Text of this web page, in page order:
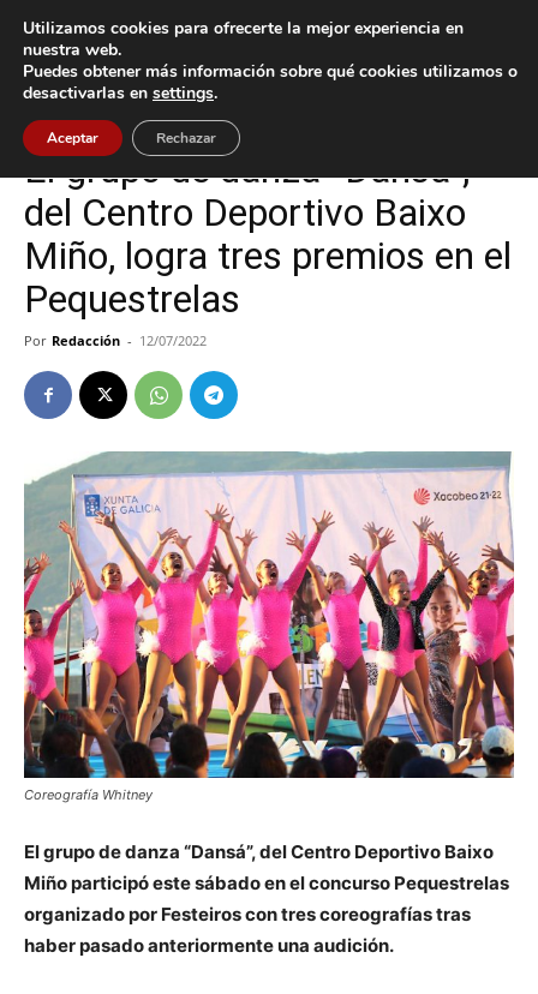
Inicio A Guarda
A Guarda Deportes
El grupo de danza “Dansá”,
del Centro Deportivo Baixo
Miño, logra tres premios en el
Pequestrelas
Por Redacción - 12/07/2022
Coreografía Whitney
El grupo de danza “Dansá”, del Centro Deportivo Baixo
Miño participó este sábado en el concurso Pequestrelas
organizado por Festeiros con tres coreografías tras
haber pasado anteriormente una audición.
Utilizamos cookies para ofrecerte la mejor experiencia en
nuestra web.
Puedes obtener más información sobre qué cookies utilizamos o
desactivarlas en settings.
Aceptar Rechazar